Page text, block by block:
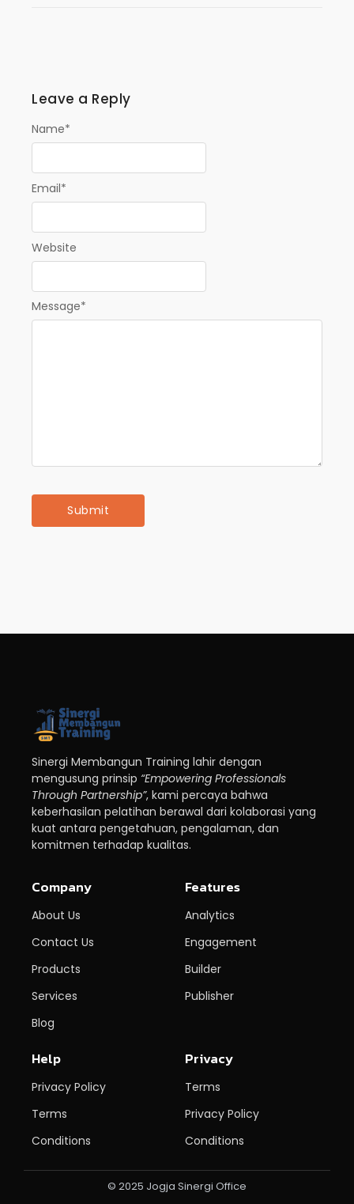
Leave a Reply
Message*
Name*
Email*
Website
Sinergi Membangun Training lahir dengan
mengusung prinsip “Empowering Professionals
Through Partnership”, kami percaya bahwa
keberhasilan pelatihan berawal dari kolaborasi yang
kuat antara pengetahuan, pengalaman, dan
komitmen terhadap kualitas.
Company
About Us
Contact Us
Products
Services
Blog
Features
Analytics
Engagement
Builder
Publisher
Help
Privacy Policy
Terms
Conditions
Privacy
Terms
Privacy Policy
Conditions
© 2025 Jogja Sinergi Office